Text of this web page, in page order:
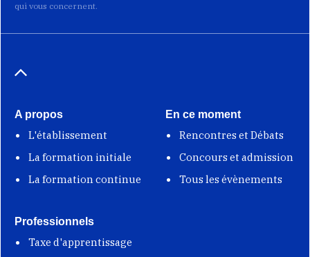
qui vous concernent.
A propos
L'établissement
La formation initiale
La formation continue
En ce moment
Rencontres et Débats
Concours et admission
Tous les évènements
Professionnels
Taxe d'apprentissage